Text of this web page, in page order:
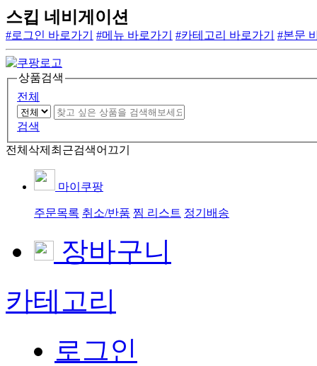
스킵 네비게이션
#로그인 바로가기 #메뉴 바로가기 #카테고리 바로가기 #본문
상품검색
전체
검색
전체삭제 최근검색어끄기
마이쿠팡
주문목록 취소/반품 찜 리스트 정기배송
장바구니
카테고리
로그인